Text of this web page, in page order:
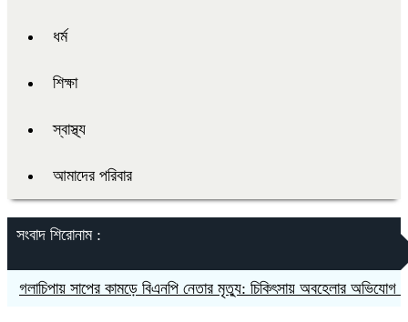
ধর্ম
শিক্ষা
স্বাস্থ্য
আমাদের পরিবার
সংবাদ শিরোনাম :
সাপের কামড়ে বিএনপি নেতার মৃত্যু: চিকিৎসায় অবহেলার অভিযোগ পরিবারের